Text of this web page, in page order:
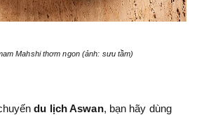
Mahshi thơm ngon (ảnh: sưu tầm)
du lịch Aswan, bạn hãy dùng